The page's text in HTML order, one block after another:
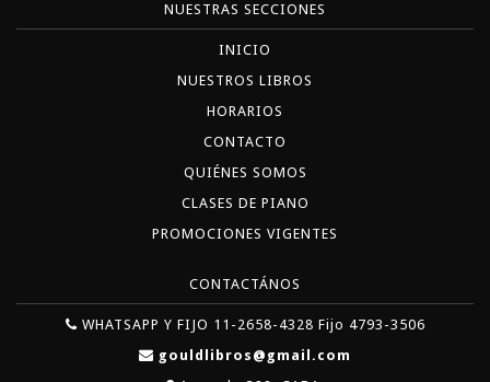
NUESTRAS SECCIONES
INICIO
NUESTROS LIBROS
HORARIOS
CONTACTO
QUIÉNES SOMOS
CLASES DE PIANO
PROMOCIONES VIGENTES
CONTACTÁNOS
WHATSAPP Y FIJO 11-2658-4328 Fijo 4793-3506
gouldlibros@gmail.com